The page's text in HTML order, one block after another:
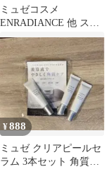
ミュゼコスメ
ENRADIANCE 他 スキ
ンケアセット
¥888
ミュゼ クリアピールセ
ラム 3本セット 角質ケ